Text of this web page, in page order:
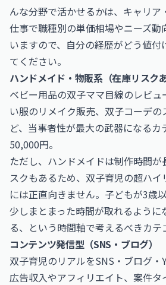
んな分野で活かせるかは、 キャリア
仕事で職種別の単価相場やニーズ動
いますので、自分の経歴がどう値
てください。
ハンドメイド・物販系（在庫リスクあ
ベビー用品の双子ママ目線のレビュ
い服のリメイク販売、双子コーデ
ど、当事者性が最大の武器になる
50,000円。
ただし、ハンドメイドは制作時間が
スクもあるため、双子育児の超ハイ
には正直向きません。子どもが3歳
少しまとまった時間が取れるように
る、という時間軸で考えるべきカテ
コンテンツ発信型（SNS・ブログ）
双子育児のリアルをSNS・ブログ・
広告収入やアフィリエイト、案件